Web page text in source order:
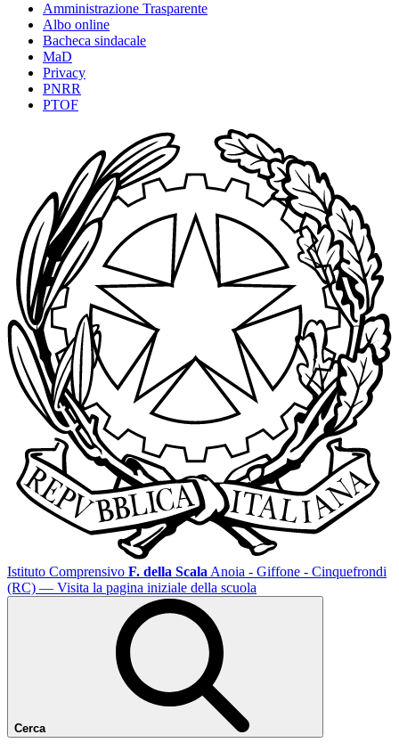
Amministrazione Trasparente
Albo online
Bacheca sindacale
MaD
Privacy
PNRR
PTOF
Istituto Comprensivo F. della Scala Anoia - Giffone - Cinquefrondi
(RC) — Visita la pagina iniziale della scuola
Cerca